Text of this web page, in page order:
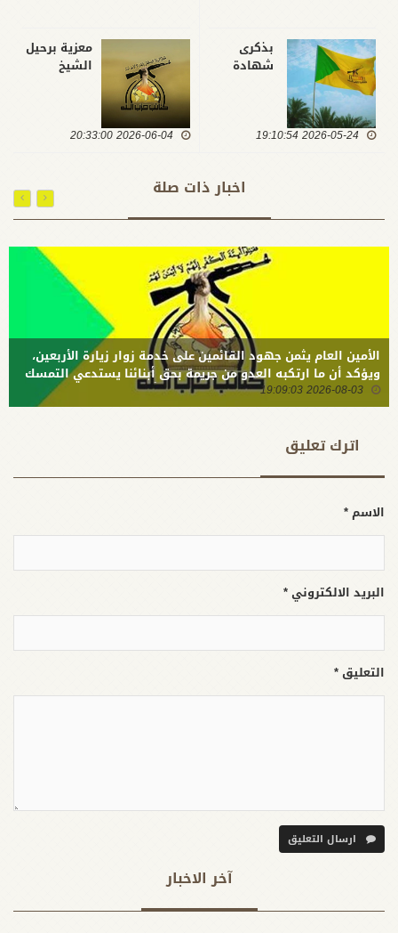
بذكرى
شهادة
الله :
مسؤولية
الثبات في
مواجهة
قوى الشر
2026-05-24 19:10:54
معزية برحيل
الشيخ
سماحته
وحمل هموم
وقضاياها
2026-06-04 20:33:00
اخبار ذات صلة
الأمين العام يثمن جهود القائمين على خدمة زوار زيارة الأربعين،
ويؤكد أن ما ارتكبه العدو من جريمة بحق أبنائنا يستدعي التمسك
بالسلاح وتطويره لردع كل من يريد بنا شراً
2026-08-03 19:09:03
اترك تعلیق
الاسم *
البريد الالكتروني *
التعليق *
ارسال التعليق
آخر الاخبار